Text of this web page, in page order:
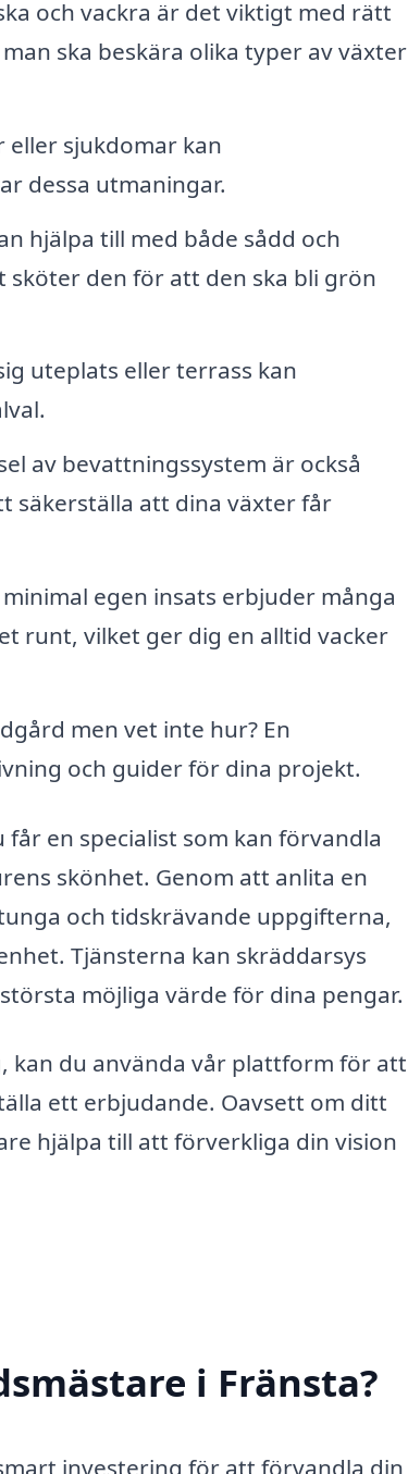
och vackra är det viktigt med rätt
ska beskära olika typer av växter
eller sjukdomar kan
dessa utmaningar.
hjälpa till med både sådd och
den för att den ska bli grön
uteplats eller terrass kan
av bevattningssystem är också
säkerställa att dina växter får
egen insats erbjuder många
runt, vilket ger dig en alltid vacker
men vet inte hur? En
och guider för dina projekt.
en specialist som kan förvandla
skönhet. Genom att anlita en
och tidskrävande uppgifterna,
Tjänsterna kan skräddarsys
möjliga värde för dina pengar.
kan du använda vår plattform för att
ett erbjudande. Oavsett om ditt
hjälpa till att förverkliga din vision
i Fränsta?
investering för att förvandla din